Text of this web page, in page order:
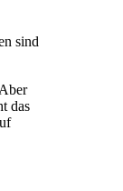
sind
das